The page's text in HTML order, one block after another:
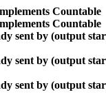
Countable
Countable
sent by (output
sent by (output
sent by (output